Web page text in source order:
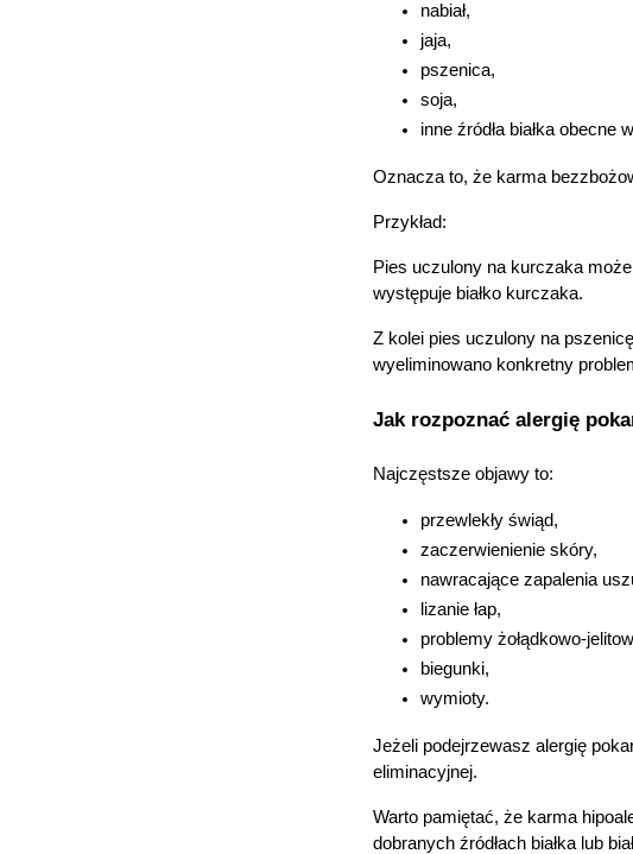
nabiał,
jaja,
pszenica,
soja,
inne źródła białka obecne
Oznacza to, że karma
Przykład:
Pies uczulony na kurczaka
występuje białko kurczaka.
Z kolei pies uczulony na
wyeliminowano konkretny
Jak rozpoznać alergię
Najczęstsze objawy to:
przewlekły świąd,
zaczerwienienie skóry,
nawracające zapalenia
lizanie łap,
problemy żołądkowo-
biegunki,
wymioty.
Jeżeli podejrzewasz alergię
eliminacyjnej.
Warto pamiętać, że karma
dobranych źródłach białka lub